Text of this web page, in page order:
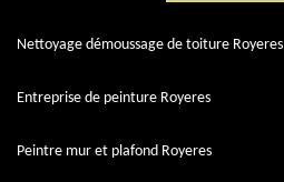
Nettoyage démoussage de toiture Royeres
Entreprise de peinture Royeres
Peintre mur et plafond Royeres